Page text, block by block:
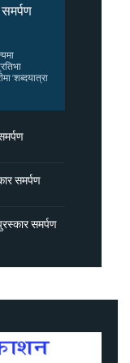
‘शब्दयात्रा
समर्पण
समर्पण